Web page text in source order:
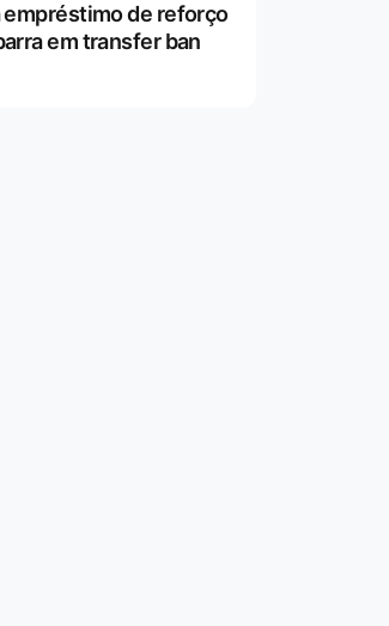
empréstimo de reforço
em transfer ban